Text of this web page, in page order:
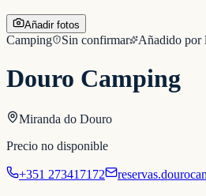
Añadir fotos
Camping Sin confirmar Añadido por
Douro Camping
Miranda do Douro
Precio no disponible
+351 273417172